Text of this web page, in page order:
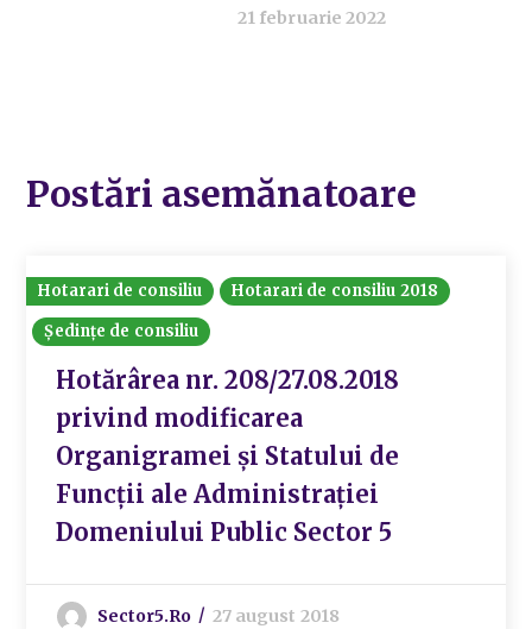
21 februarie 2022
Postări asemănatoare
Hotarari de consiliu
Hotarari de consiliu 2018
Ședințe de consiliu
Hotărârea nr. 208/27.08.2018
privind modificarea
Organigramei și Statului de
Funcții ale Administrației
Domeniului Public Sector 5
Sector5.ro 27 august 2018